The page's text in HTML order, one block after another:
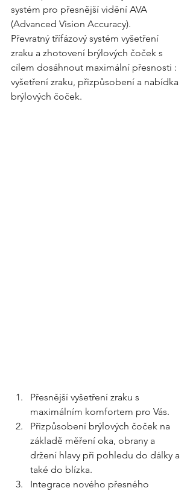
systém pro přesnější vidění AVA
(Advanced Vision Accuracy).
Převratný třífázový systém vyšetření
zraku a zhotovení brýlových čoček s
cílem dosáhnout maximální přesnosti :
vyšetření zraku, přizpůsobení a nabídka
brýlových čoček.
Přesnější vyšetření zraku s
maximálním komfortem pro Vás.
Přizpůsobení brýlových čoček na
základě měření oka, obrany a
držení hlavy při pohledu do dálky a
také do blízka.
Integrace nového přesného